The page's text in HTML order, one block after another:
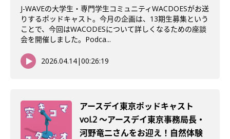
J-WAVEの大学生・専門学生コミュニティWACDOESがお送
りするポッドキャスト。今月の企画は、13期生募集という
ことで、今回はWACODESについて詳しくなるための座談
会を開催しました。Podca...
2026.04.14|00:26:19
アースデイ東京ポッドキャスト
vol.2 〜アースデイ東京事務局長・
河野竜二さんをお迎え！自然体験